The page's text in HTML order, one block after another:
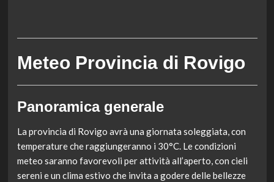
Meteo Provincia di Rovigo
Panoramica generale
La provincia di Rovigo avrà una giornata soleggiata, con
temperature che raggiungeranno i 30°C. Le condizioni
meteo saranno favorevoli per attività all’aperto, con cieli
sereni e un clima estivo che invita a godere delle bellezze